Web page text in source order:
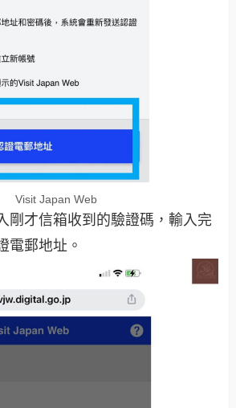
Visit Japan Web
剛才信箱收到的驗證碼，輸入完
電郵地址。